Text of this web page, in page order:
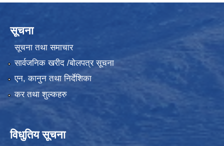
सूचना
सूचना तथा समाचार
सार्वजनिक खरीद /बोलपत्र सूचना
एन, कानुन तथा निर्देशिका
कर तथा शुल्कहरु
विधुतिय सूचना